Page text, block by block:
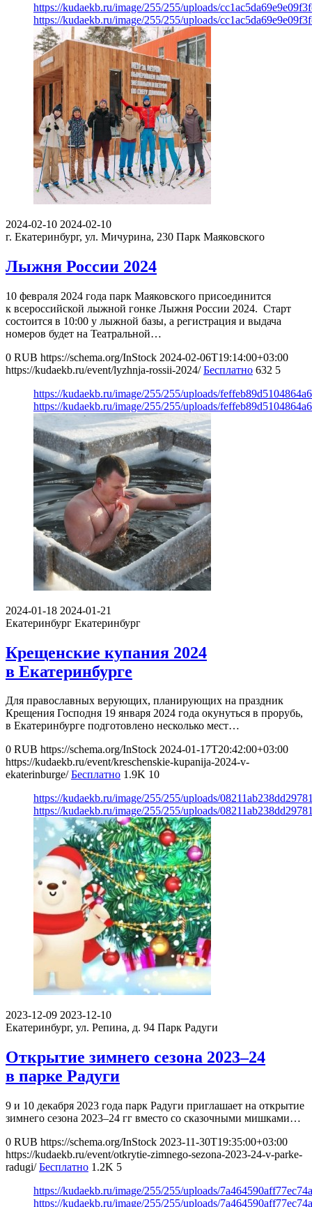
https://kudaekb.ru/image/255/255/uploads/
https://kudaekb.ru/image/255/255/uploads/
2024-02-10 2024-02-10
г. Екатеринбург, ул. Мичурина, 230 Парк Маяковского
Лыжня России 2024
10 февраля 2024 года парк Маяковского присоединится
к всероссийской лыжной гонке Лыжня России 2024. Старт
состоится в 10:00 у лыжной базы, а регистрация и выдача
номеров будет на Театральной…
0 RUB https://schema.org/InStock 2024-02-06T19:14:00+03:00
https://kudaekb.ru/event/lyzhnja-rossii-2024/ Бесплатно 632 5
https://kudaekb.ru/image/255/255/uploads/
https://kudaekb.ru/image/255/255/uploads/
2024-01-18 2024-01-21
Екатеринбург Екатеринбург
Крещенские купания 2024
в Екатеринбурге
Для православных верующих, планирующих на праздник
Крещения Господня 19 января 2024 года окунуться в прорубь,
в Екатеринбурге подготовлено несколько мест…
0 RUB https://schema.org/InStock 2024-01-17T20:42:00+03:00
https://kudaekb.ru/event/kreschenskie-kupanija-2024-v-
ekaterinburge/ Бесплатно 1.9K 10
https://kudaekb.ru/image/255/255/uploads/
https://kudaekb.ru/image/255/255/uploads/
2023-12-09 2023-12-10
Екатеринбург, ул. Репина, д. 94 Парк Радуги
Открытие зимнего сезона 2023–24
в парке Радуги
9 и 10 декабря 2023 года парк Радуги приглашает на открытие
зимнего сезона 2023–24 гг вместо со сказочными мишками…
0 RUB https://schema.org/InStock 2023-11-30T19:35:00+03:00
https://kudaekb.ru/event/otkrytie-zimnego-sezona-2023-24-v-parke-
radugi/ Бесплатно 1.2K 5
https://kudaekb.ru/image/255/255/uploads/
https://kudaekb.ru/image/255/255/uploads/